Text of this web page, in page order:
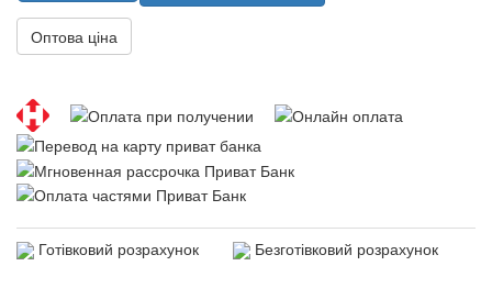
Оптова ціна
Готівковий розрахунок Безготівковий розрахунок